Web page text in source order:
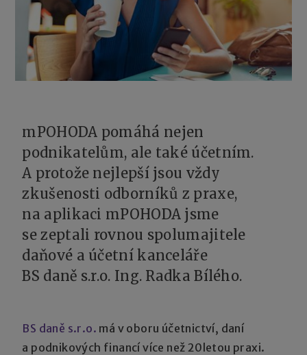
mPOHODA pomáhá nejen
podnikatelům, ale také účetním.
A protože nejlepší jsou vždy
zkušenosti odborníků z praxe,
na aplikaci mPOHODA jsme
se zeptali rovnou spolumajitele
daňové a účetní kanceláře
BS daně s.r.o. Ing. Radka Bílého.
BS daně s.r.o. má v oboru účetnictví, daní
a podnikových financí více než 20letou praxi.